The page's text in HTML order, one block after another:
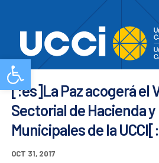
Abrir barra de herramientas
[:es]La Paz acogerá el
Sectorial de Hacienda
Municipales de la
OCT 31, 2017